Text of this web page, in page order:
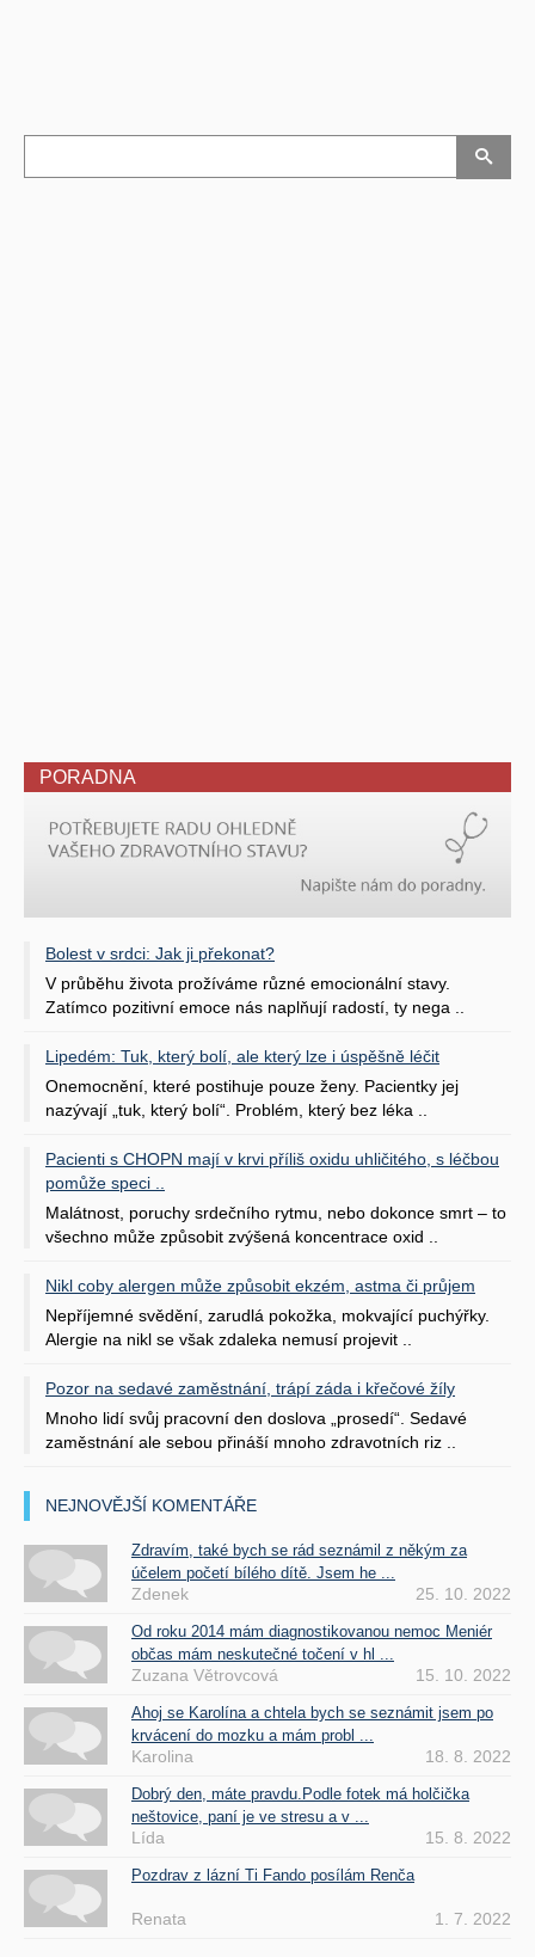
PORADNA
Bolest v srdci: Jak ji překonat?
V průběhu života prožíváme různé emocionální stavy.
Zatímco pozitivní emoce nás naplňují radostí, ty nega ..
Lipedém: Tuk, který bolí, ale který lze i úspěšně léčit
Onemocnění, které postihuje pouze ženy. Pacientky jej
nazývají „tuk, který bolí“. Problém, který bez léka ..
Pacienti s CHOPN mají v krvi příliš oxidu uhličitého, s léčbou
pomůže speci ..
Malátnost, poruchy srdečního rytmu, nebo dokonce smrt – to
všechno může způsobit zvýšená koncentrace oxid ..
Nikl coby alergen může způsobit ekzém, astma či průjem
Nepříjemné svědění, zarudlá pokožka, mokvající puchýřky.
Alergie na nikl se však zdaleka nemusí projevit ..
Pozor na sedavé zaměstnání, trápí záda i křečové žíly
Mnoho lidí svůj pracovní den doslova „prosedí“. Sedavé
zaměstnání ale sebou přináší mnoho zdravotních riz ..
NEJNOVĚJŠÍ KOMENTÁŘE
Zdravím, také bych se rád seznámil z někým za
účelem početí bílého dítě. Jsem he ...
Zdenek 25. 10. 2022
Od roku 2014 mám diagnostikovanou nemoc Meniér
občas mám neskutečné točení v hl ...
Zuzana Větrovcová 15. 10. 2022
Ahoj se Karolína a chtela bych se seznámit jsem po
krvácení do mozku a mám probl ...
Karolina 18. 8. 2022
Dobrý den, máte pravdu.Podle fotek má holčička
neštovice, paní je ve stresu a v ...
Lída 15. 8. 2022
Pozdrav z lázní Ti Fando posílám Renča
Renata 1. 7. 2022